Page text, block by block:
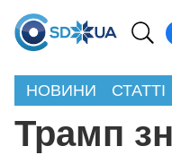
НОВИНИ СТАТТІ
Трамп